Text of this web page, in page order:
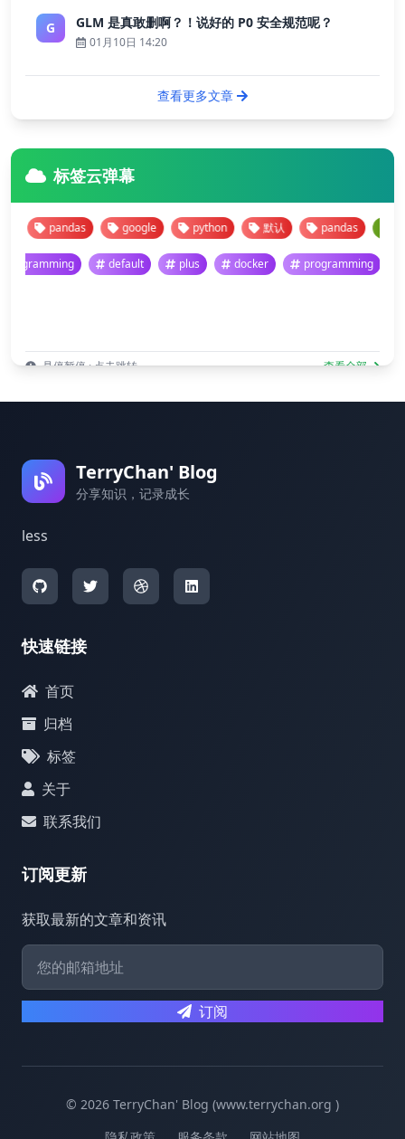
G GLM 是真敢删啊？！说好的 P0 安全规范呢？
01月10日 14:20
查看更多文章
标签云弹幕
pandas google python 默认 pandas
programming default plus docker programming
悬停暂停 · 点击跳转 查看全部
TerryChan' Blog
分享知识，记录成长
less
快速链接
首页
归档
标签
关于
联系我们
订阅更新
获取最新的文章和资讯
订阅
© 2026 TerryChan' Blog (www.terrychan.org )